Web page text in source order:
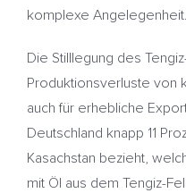
komplexe Angelegenheit.
Die Stilllegung des
Produktionsverluste von
auch für erhebliche
Deutschland knapp 11
Kasachstan bezieht,
mit Öl aus dem Tengiz-